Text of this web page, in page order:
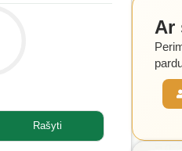
Rašyti
Ar